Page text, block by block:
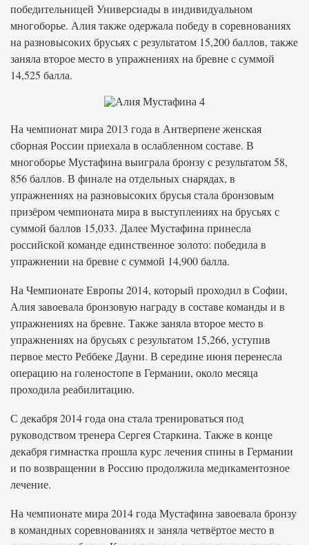
победительницей Универсиады в индивидуальном
многоборье. Алия также одержала победу в соревнованиях
на разновысоких брусьях с результатом 15,200 баллов, также
заняла второе место в упражнениях на бревне с суммой
14,525 балла.
На чемпионат мира 2013 года в Антверпене женская
сборная России приехала в ослабленном составе. В
многоборье Мустафина выиграла бронзу с результатом 58,
856 баллов. В финале на отдельных снарядах, в
упражнениях на разновысоких брусья стала бронзовым
призёром чемпионата мира в выступлениях на брусьях с
суммой баллов 15,033. Далее Мустафина принесла
российской команде единственное золото: победила в
упражнении на бревне с суммой 14,900 балла.
На Чемпионате Европы 2014, который проходил в Софии,
Алия завоевала бронзовую награду в составе команды и в
упражнениях на бревне. Также заняла второе место в
упражнениях на брусьях с результатом 15,266, уступив
первое место Реббеке Дауни. В середине июня перенесла
операцию на голеностопе в Германии, около месяца
проходила реабилитацию.
С декабря 2014 года она стала тренироваться под
руководством тренера Сергея Старкина. Также в конце
декабря гимнастка прошла курс лечения спины в Германии
и по возвращении в Россию продолжила медикаментозное
лечение.
На чемпионате мира 2014 года Мустафина завоевала бронзу
в командных соревнованиях и заняла четвёртое место в